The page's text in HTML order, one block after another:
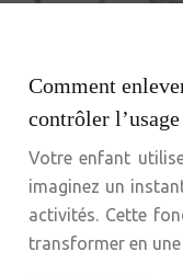
Comment
contrôler
Votre enfant
imaginez un
activités. Cette
transformer en